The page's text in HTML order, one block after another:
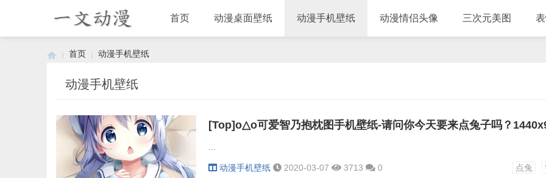
首页 动漫桌面壁纸 动漫手机壁纸 动漫情侣头像 三次元美图
首页 动漫手机壁纸
动漫手机壁纸
动漫手机壁纸 2020-03-07 3713 0 点兔